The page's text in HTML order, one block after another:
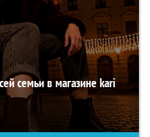
семьи в магазине kari